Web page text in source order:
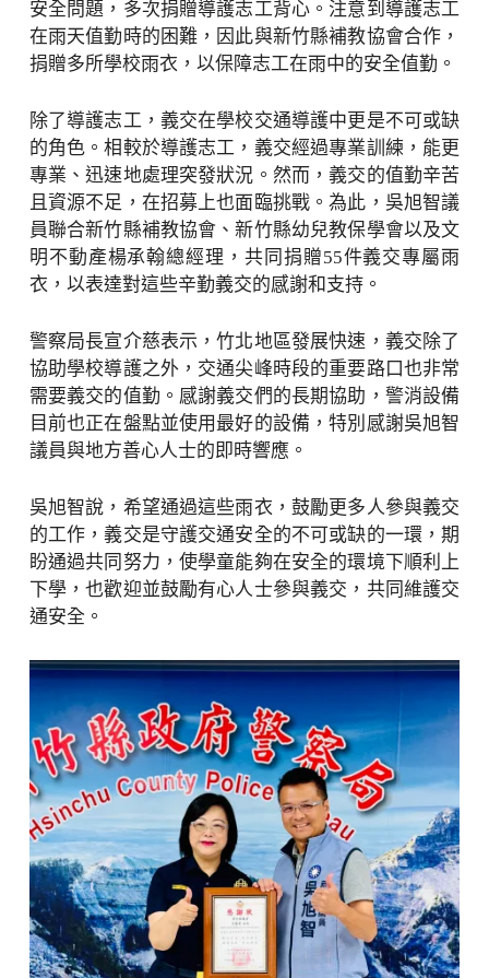
安全問題，多次捐贈導護志工背心。注意到導護志工
在雨天值勤時的困難，因此與新竹縣補教協會合作，
捐贈多所學校雨衣，以保障志工在雨中的安全值勤。
除了導護志工，義交在學校交通導護中更是不可或缺
的角色。相較於導護志工，義交經過專業訓練，能更
專業、迅速地處理突發狀況。然而，義交的值勤辛苦
且資源不足，在招募上也面臨挑戰。為此，吳旭智議
員聯合新竹縣補教協會、新竹縣幼兒教保學會以及文
明不動產楊承翰總經理，共同捐贈55件義交專屬雨
衣，以表達對這些辛勤義交的感謝和支持。
警察局長宣介慈表示，竹北地區發展快速，義交除了
協助學校導護之外，交通尖峰時段的重要路口也非常
需要義交的值勤。感謝義交們的長期協助，警消設備
目前也正在盤點並使用最好的設備，特別感謝吳旭智
議員與地方善心人士的即時響應。
吳旭智說，希望通過這些雨衣，鼓勵更多人參與義交
的工作，義交是守護交通安全的不可或缺的一環，期
盼通過共同努力，使學童能夠在安全的環境下順利上
下學，也歡迎並鼓勵有心人士參與義交，共同維護交
通安全。